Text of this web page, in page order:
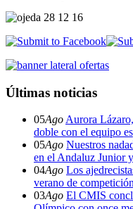
Últimas noticias
05Ago Aurora
doble con el equipo
05Ago Nuestros
en el Andaluz Junior
04Ago Los
verano de competición
03Ago El CMIS